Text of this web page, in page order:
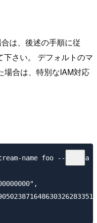
は、後述の手順に従
さい。 デフォルトのマ
場合は、特別なIAM対応
name foo --data